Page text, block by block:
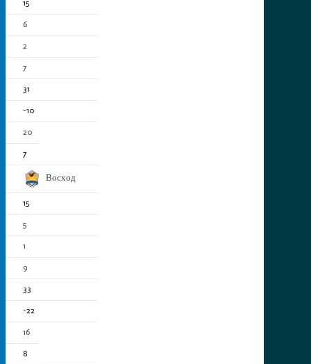
15
6
2
7
31
-10
20
7
Восход
15
5
1
9
33
-22
16
8